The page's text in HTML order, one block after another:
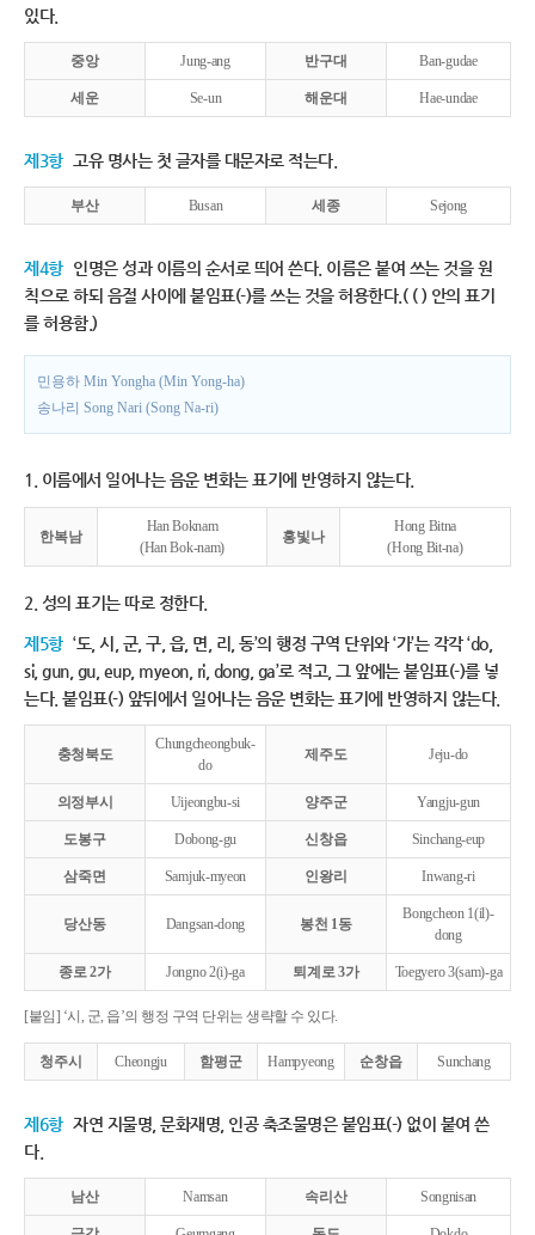
있다.
중앙 Jung-ang 반구대 Ban-gudae
세운 Se-un 해운대 Hae-undae
제3항 고유 명사는 첫 글자를 대문자로 적는다.
부산 Busan 세종 Sejong
제4항 인명은 성과 이름의 순서로 띄어 쓴다. 이름은 붙여 쓰는 것을 원
칙으로 하되 음절 사이에 붙임표(-)를 쓰는 것을 허용한다.( ( ) 안의 표기
를 허용함.)
민용하 Min Yongha (Min Yong-ha)
송나리 Song Nari (Song Na-ri)
1. 이름에서 일어나는 음운 변화는 표기에 반영하지 않는다.
한복남
Han Boknam
(Han Bok-nam)
홍빛나
Hong Bitna
(Hong Bit-na)
2. 성의 표기는 따로 정한다.
제5항 ‘도, 시, 군, 구, 읍, 면, 리, 동’의 행정 구역 단위와 ‘가’는 각각 ‘do,
si, gun, gu, eup, myeon, ri, dong, ga’로 적고, 그 앞에는 붙임표(-)를 넣
는다. 붙임표(-) 앞뒤에서 일어나는 음운 변화는 표기에 반영하지 않는다.
충청북도
Chungcheongbuk-
do
제주도 Jeju-do
의정부시 Uijeongbu-si 양주군 Yangju-gun
도봉구 Dobong-gu 신창읍 Sinchang-eup
삼죽면 Samjuk-myeon 인왕리 Inwang-ri
당산동 Dangsan-dong 봉천 1동
Bongcheon 1(il)-
dong
종로 2가 Jongno 2(i)-ga 퇴계로 3가 Toegyero 3(sam)-ga
[붙임] ‘시, 군, 읍’의 행정 구역 단위는 생략할 수 있다.
청주시 Cheongju 함평군 Hampyeong 순창읍 Sunchang
제6항 자연 지물명, 문화재명, 인공 축조물명은 붙임표(-) 없이 붙여 쓴
다.
남산 Namsan 속리산 Songnisan